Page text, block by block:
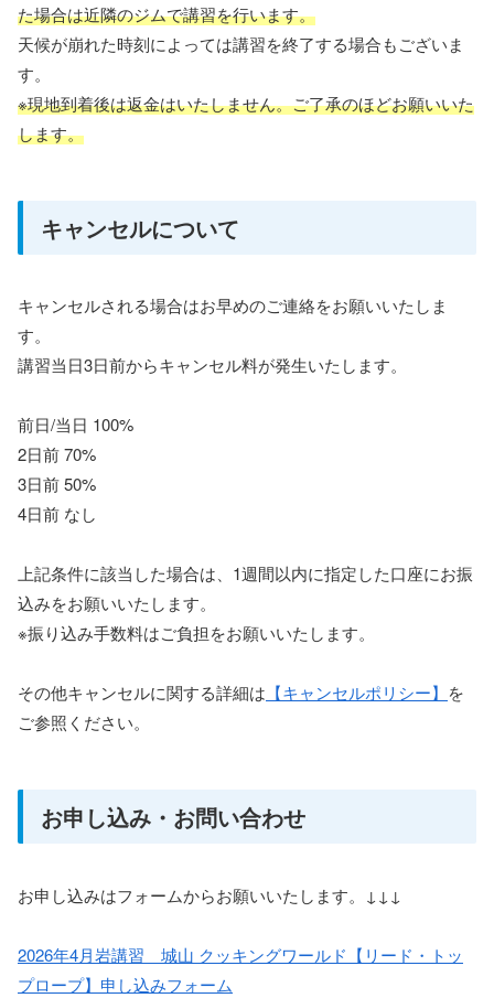
た場合は近隣のジムで講習を行います。
天候が崩れた時刻によっては講習を終了する場合もございま
す。
※現地到着後は返金はいたしません。ご了承のほどお願いいた
します。
キャンセルについて
キャンセルされる場合はお早めのご連絡をお願いいたしま
す。
講習当日3日前からキャンセル料が発生いたします。
前日/当日 100%
2日前 70%
3日前 50%
4日前 なし
上記条件に該当した場合は、1週間以内に指定した口座にお振
込みをお願いいたします。
※振り込み手数料はご負担をお願いいたします。
その他キャンセルに関する詳細は 【キャンセルポリシー】 を
ご参照ください。
お申し込み・お問い合わせ
お申し込みはフォームからお願いいたします。↓↓↓
2026年4月岩講習 城山 クッキングワールド【リード・トッ
プロープ】申し込みフォーム